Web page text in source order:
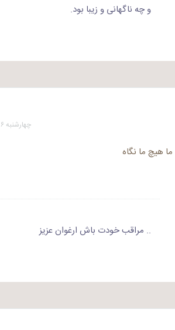
و چه ناگهانی و زیبا بود.
چهارشنبه ۶ مهر ۱۴۰۱ در ۵:۳۳ قبل از ظهر
ما هیچ ما نگاه
.. مراقب خودت باش ارغوان عزیز